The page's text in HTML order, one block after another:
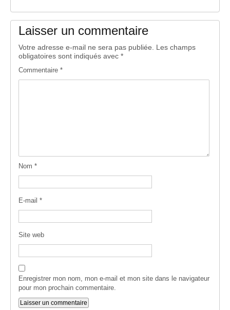
Laisser un commentaire
Votre adresse e-mail ne sera pas publiée.
Les champs
obligatoires sont indiqués avec *
Commentaire *
Nom *
E-mail *
Site web
Enregistrer mon nom, mon e-mail et mon site dans le navigateur
pour mon prochain commentaire.